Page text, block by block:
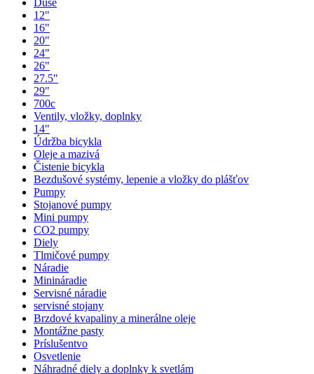
Duše
12"
16"
20"
24"
26"
27.5"
29"
700c
Ventily, vložky, doplnky
14"
Údržba bicykla
Oleje a mazivá
Čistenie bicykla
Bezdušové systémy, lepenie a vložky do plášťov
Pumpy
Stojanové pumpy
Mini pumpy
CO2 pumpy
Diely
Tlmičové pumpy
Náradie
Minináradie
Servisné náradie
servisné stojany
Brzdové kvapaliny a minerálne oleje
Montážne pasty
Príslušentvo
Osvetlenie
Náhradné diely a doplnky k svetlám